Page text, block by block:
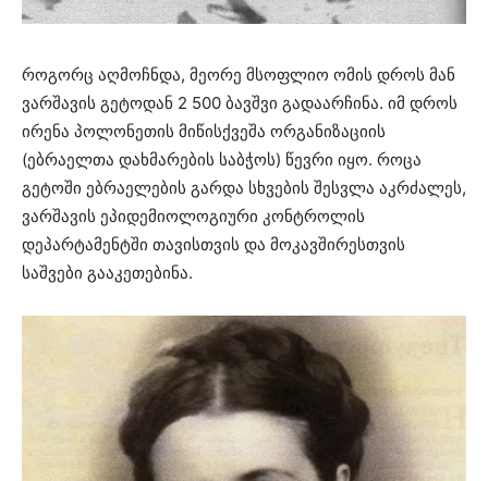
როგორც აღმოჩნდა, მეორე მსოფლიო ომის დროს მან
ვარშავის გეტოდან 2 500 ბავშვი გადაარჩინა. იმ დროს
ირენა პოლონეთის მიწისქვეშა ორგანიზაციის
(ებრაელთა დახმარების საბჭოს) წევრი იყო. როცა
გეტოში ებრაელების გარდა სხვების შესვლა აკრძალეს,
ვარშავის ეპიდემიოლოგიური კონტროლის
დეპარტამენტში თავისთვის და მოკავშირესთვის
საშვები გააკეთებინა.